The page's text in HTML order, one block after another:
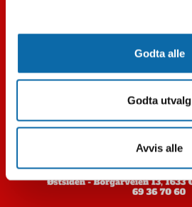
Godta alle
Godta utvalg
Avvis alle
Småelektrisk